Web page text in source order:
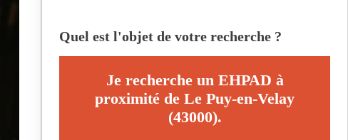
Quel est l'objet de votre recherche ?
Je recherche un EHPAD à
proximité de Le Puy-en-Velay
(43000).